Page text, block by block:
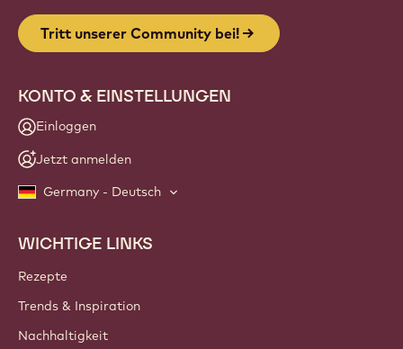
Tritt unserer Community bei!
KONTO & EINSTELLUNGEN
Einloggen
Jetzt anmelden
Germany - Deutsch
Footer
Callebaut
WICHTIGE LINKS
Rezepte
Trends & Inspiration
Nachhaltigkeit